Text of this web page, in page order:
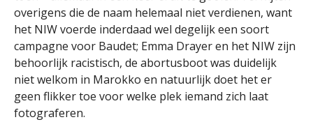
overigens die de naam helemaal niet verdienen, want
het NIW voerde inderdaad wel degelijk een soort
campagne voor Baudet; Emma Drayer en het NIW zijn
behoorlijk racistisch, de abortusboot was duidelijk
niet welkom in Marokko en natuurlijk doet het er
geen flikker toe voor welke plek iemand zich laat
fotograferen.